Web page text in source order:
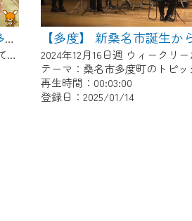
【多度】田子ノ浦部屋力士が多度で合宿
2025年7月7日週 ウィークリーたどにて放送
テーマ：桑名市多度町のトピッ
再生時間：00:03:00
登録日：2025/01/14